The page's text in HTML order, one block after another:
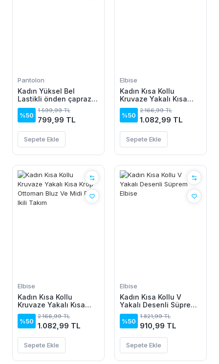
Pantolon
Kadın Yüksel Bel
Lastikli önden çapraz
Detaylı Sandy Pantolon
%50
1.599,99 TL
799,99 TL
Sepete Ekle
Elbise
Kadın Kısa Kollu
Kruvaze Yakalı Kısa
Krop Ottoman Bluz Ve
Midi Etek Ikili Takım
%50
2.166,99 TL
1.082,99 TL
Sepete Ekle
Elbise
Kadın Kısa Kollu
Kruvaze Yakalı Kısa
Krop Ottoman Bluz Ve
Midi Etek Ikili Takım
%50
2.166,99 TL
1.082,99 TL
Sepete Ekle
Elbise
Kadın Kısa Kollu V
Yakalı Desenli Süprem
Elbise
%50
1.821,99 TL
910,99 TL
Sepete Ekle